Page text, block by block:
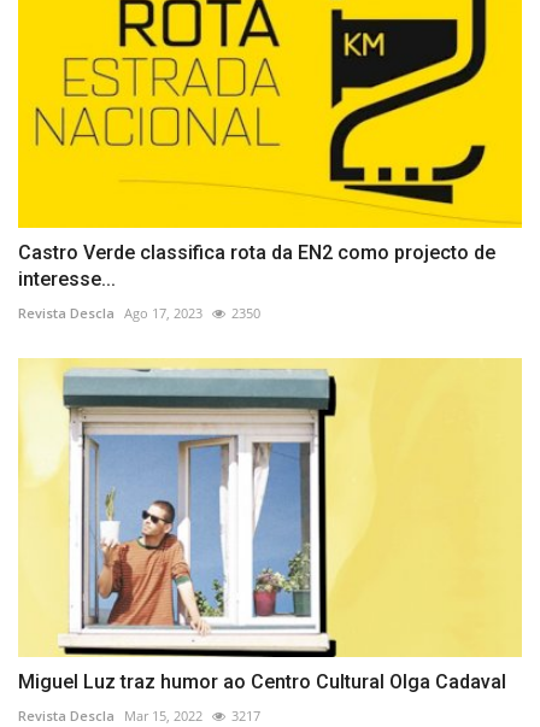
Castro Verde classifica rota da EN2 como projecto de
interesse...
Revista Descla Ago 17, 2023 2350
Miguel Luz traz humor ao Centro Cultural Olga Cadaval
Revista Descla Mar 15, 2022 3217